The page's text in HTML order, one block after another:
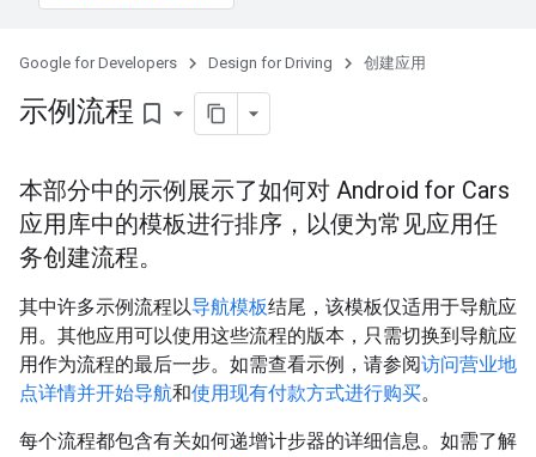
Google for Developers Design for Driving 创建应用
示例流程 bookmark_border
本部分中的示例展示了如何对 Android for Cars
应用库中的模板进行排序，以便为常见应用任
务创建流程。
其中许多示例流程以导航模板结尾，该模板仅适用于导航应
用。其他应用可以使用这些流程的版本，只需切换到导航应
用作为流程的最后一步。如需查看示例，请参阅访问营业地
点详情并开始导航和使用现有付款方式进行购买。
每个流程都包含有关如何递增计步器的详细信息。如需了解